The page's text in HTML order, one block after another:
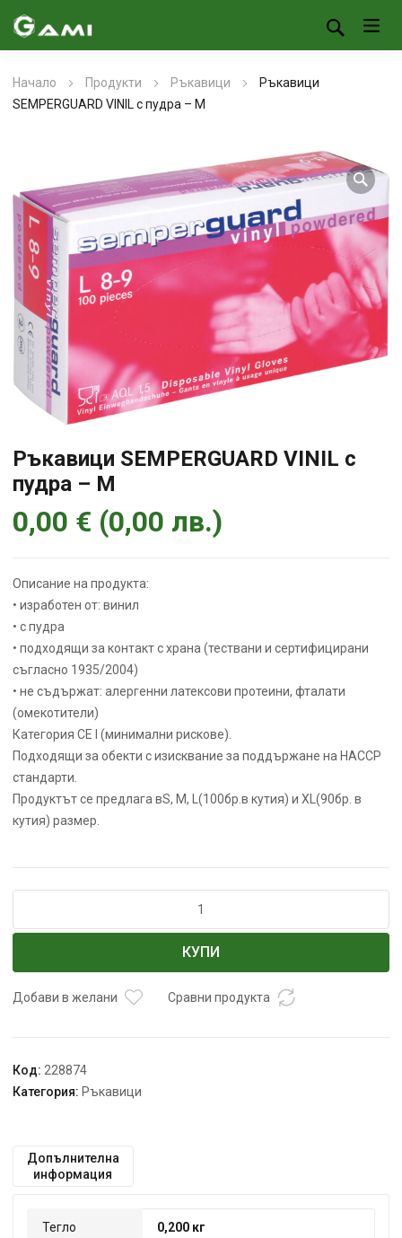
Начало Продукти Ръкавици
Ръкавици
SEMPERGUARD VINIL с пудра – M
Ръкавици SEMPERGUARD VINIL с
пудра – M
0,00 € (0,00 лв.)
Описание на продукта:
• изработен от: винил
• с пудра
• подходящи за контакт с храна (тествани и сертифицирани
съгласно 1935/2004)
• не съдържат: алергенни латексови протеини, фталати
(омекотители)
Категория CE I (минимални рискове).
Подходящи за обекти с изисквание за поддържане на НАССР
стандарти.
Продуктът се предлага вS, M, L(100бр.в кутия) и XL(90бр. в
кутия) размер.
Ръкавици
VINIL
с
КУПИ
Добави в желани Сравни продукта
Код: 228874
Категория: Ръкавици
Допълнителна
информация
Тегло 0,200 кг